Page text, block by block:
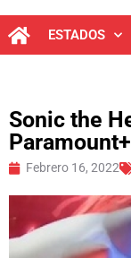
ESTADOS
Sonic the
Paramount+
Febrero 16, 2022